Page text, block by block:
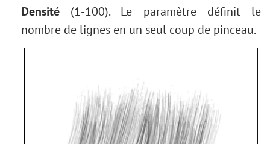
Densité (1-100). Le paramètre définit le
nombre de lignes en un seul coup de pinceau.